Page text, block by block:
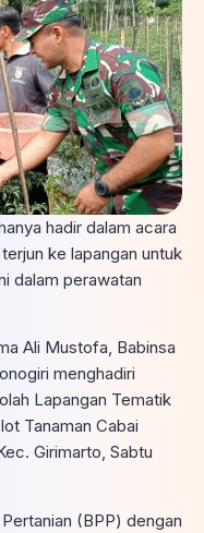
hadir dalam acara
ke lapangan untuk
dalam perawatan
Ali Mustofa, Babinsa
menghadiri
Lapangan Tematik
Tanaman Cabai
Girimarto, Sabtu
(BPP) dengan